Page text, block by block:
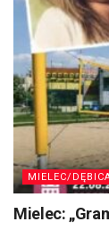
MIELEC/
Mielec: